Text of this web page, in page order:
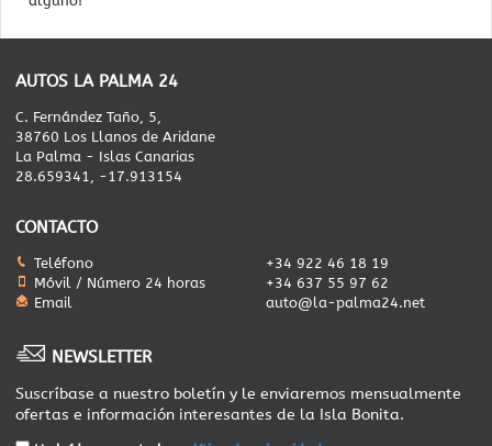
AUTOS LA PALMA 24
C. Fernández Taño, 5,
38760 Los Llanos de Aridane
La Palma - Islas Canarias
28.659341, -17.913154
CONTACTO
Teléfono
+34 922 46 18 19
Móvil / Número 24 horas
+34 637 55 97 62
Email
auto@la-palma24.net
NEWSLETTER
Suscríbase a nuestro boletín y le enviaremos mensualmente
ofertas e información interesantes de la Isla Bonita.